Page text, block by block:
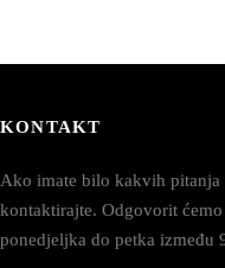
KONTAKT
Ako imate bilo kakvih
kontaktirajte. Odgovorit
ponedjeljka do petka između